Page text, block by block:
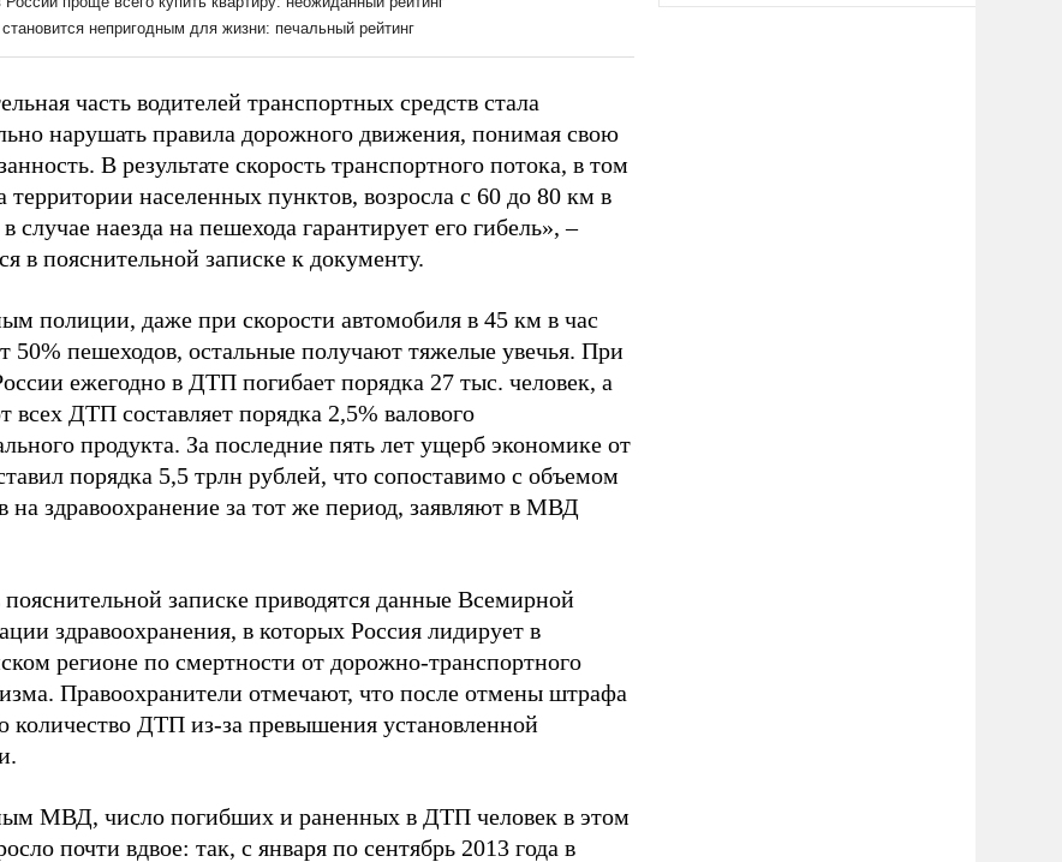
часть водителей транспортных средств стала
нарушать правила дорожного движения, понимая свою
В результате скорость транспортного потока, в том
территории населенных пунктов, возросла с 60 до 80 км в
случае наезда на пешехода гарантирует его гибель», –
в пояснительной записке к документу.
полиции, даже при скорости автомобиля в 45 км в час
50% пешеходов, остальные получают тяжелые увечья. При
ежегодно в ДТП погибает порядка 27 тыс. человек, а
всех ДТП составляет порядка 2,5% валового
продукта. За последние пять лет ущерб экономике от
порядка 5,5 трлн рублей, что сопоставимо с объемом
на здравоохранение за тот же период, заявляют в МВД
записке приводятся данные Всемирной
здравоохранения, в которых Россия лидирует в
регионе по смертности от дорожно-транспортного
Правоохранители отмечают, что после отмены штрафа
количество ДТП из-за превышения установленной
МВД, число погибших и раненных в ДТП человек в этом
почти вдвое: так, с января по сентябрь 2013 года в